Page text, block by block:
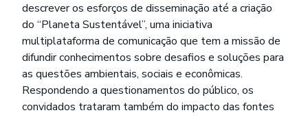
descrever os esforços de disseminação até a criação
do “Planeta Sustentável”, uma iniciativa
multiplataforma de comunicação que tem a missão de
difundir conhecimentos sobre desafios e soluções para
as questões ambientais, sociais e econômicas.
Respondendo a questionamentos do público, os
convidados trataram também do impacto das fontes